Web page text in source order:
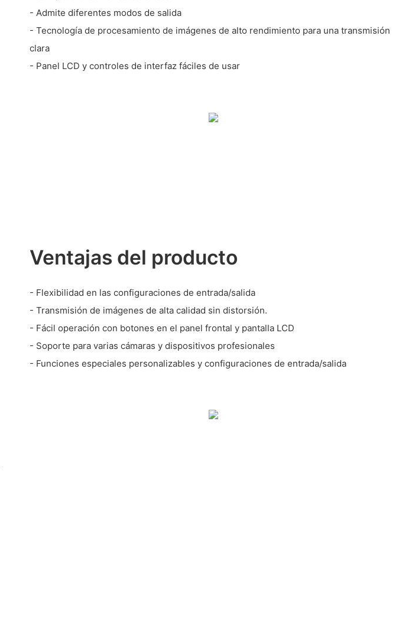
- Admite diferentes modos de salida
- Tecnología de procesamiento de imágenes de alto rendimiento para una transmisión
clara
- Panel LCD y controles de interfaz fáciles de usar
Ventajas del producto
- Flexibilidad en las configuraciones de entrada/salida
- Transmisión de imágenes de alta calidad sin distorsión.
- Fácil operación con botones en el panel frontal y pantalla LCD
- Soporte para varias cámaras y dispositivos profesionales
- Funciones especiales personalizables y configuraciones de entrada/salida